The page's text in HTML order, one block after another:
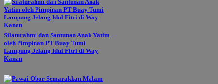
Silaturahmi dan Santunan Anak Yatim
oleh Pimpinan PT Buay Tumi
Lampung Jelang Idul Fitri di Way
Kanan